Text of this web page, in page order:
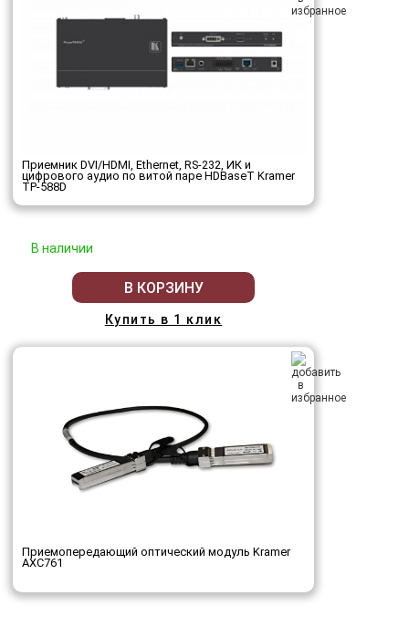
Приемник DVI/HDMI, Ethernet, RS-232, ИК и
цифрового аудио по витой паре HDBaseT Kramer
TP-588D
В наличии
В КОРЗИНУ
Купить в 1 клик
Приемопередающий оптический модуль Kramer
AXC761